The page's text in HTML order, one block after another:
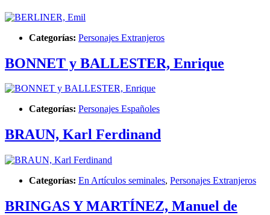
Categorías: Personajes Extranjeros
BONNET y BALLESTER, Enrique
Categorías: Personajes Españoles
BRAUN, Karl Ferdinand
Categorías: En Artículos seminales, Personajes Extranjeros
BRINGAS Y MARTÍNEZ, Manuel de